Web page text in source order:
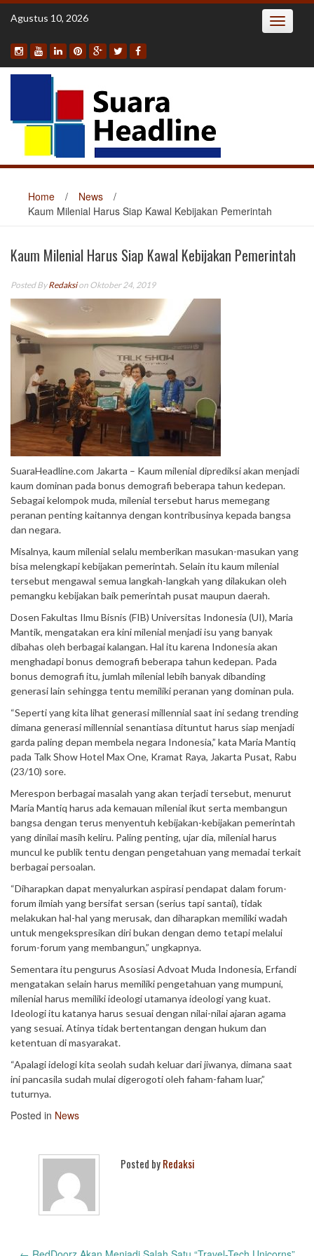
Skip
Agustus 10, 2026 Toggle
Home / News
/
Kaum Milenial Harus Siap Kawal Kebijakan Pemerintah
Kaum Milenial Harus Siap Kawal Kebijakan Pemerintah
Posted ByRedaksion Oktober 24, 2019
SuaraHeadline.com Jakarta – Kaum milenial diprediksi akan menjadi
kaum dominan pada bonus demografi beberapa tahun kedepan.
Sebagai kelompok muda, milenial tersebut harus memegang
peranan penting kaitannya dengan kontribusinya kepada bangsa
dan negara.
Misalnya, kaum milenial selalu memberikan masukan-masukan yang
bisa melengkapi kebijakan pemerintah. Selain itu kaum milenial
tersebut mengawal semua langkah-langkah yang dilakukan oleh
pemangku kebijakan baik pemerintah pusat maupun daerah.
Dosen Fakultas Ilmu Bisnis (FIB) Universitas Indonesia (UI), Maria
Mantik, mengatakan era kini milenial menjadi isu yang banyak
dibahas oleh berbagai kalangan. Hal itu karena Indonesia akan
menghadapi bonus demografi beberapa tahun kedepan. Pada
bonus demografi itu, jumlah milenial lebih banyak dibanding
generasi lain sehingga tentu memiliki peranan yang dominan pula.
“Seperti yang kita lihat generasi millennial saat ini sedang trending
dimana generasi millennial senantiasa dituntut harus siap menjadi
garda paling depan membela negara Indonesia,” kata Maria Mantiq
pada Talk Show Hotel Max One, Kramat Raya, Jakarta Pusat, Rabu
(23/10) sore.
Merespon berbagai masalah yang akan terjadi tersebut, menurut
Maria Mantiq harus ada kemauan milenial ikut serta membangun
bangsa dengan terus menyentuh kebijakan-kebijakan pemerintah
yang dinilai masih keliru. Paling penting, ujar dia, milenial harus
muncul ke publik tentu dengan pengetahuan yang memadai terkait
berbagai persoalan.
“Diharapkan dapat menyalurkan aspirasi pendapat dalam forum-
forum ilmiah yang bersifat sersan (serius tapi santai), tidak
melakukan hal-hal yang merusak, dan diharapkan memiliki wadah
untuk mengekspresikan diri bukan dengan demo tetapi melalui
forum-forum yang membangun,” ungkapnya.
Sementara itu pengurus Asosiasi Advoat Muda Indonesia, Erfandi
mengatakan selain harus memiliki pengetahuan yang mumpuni,
milenial harus memiliki ideologi utamanya ideologi yang kuat.
Ideologi itu katanya harus sesuai dengan nilai-nilai ajaran agama
yang sesuai. Atinya tidak bertentangan dengan hukum dan
ketentuan di masyarakat.
“Apalagi idelogi kita seolah sudah keluar dari jiwanya, dimana saat
ini pancasila sudah mulai digerogoti oleh faham-faham luar,”
tuturnya.
Posted in News
Posted byRedaksi